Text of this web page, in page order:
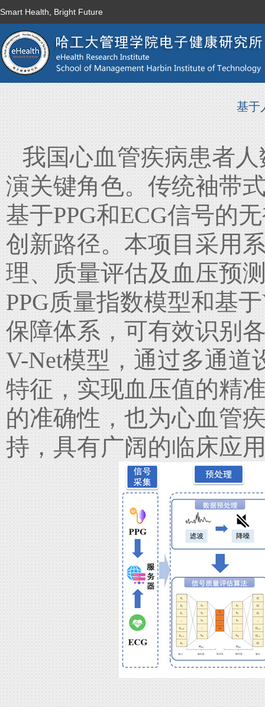
Smart Health, Bright Future
基于
我国心血管疾病患者
演关键角色。传统袖带
基于PPG和ECG信号的
创新路径。本项目采用
理、质量评估及血压预
PPG质量指数模型和基于
保障体系，可有效识别
V-Net模型，通过多通道
特征，实现血压值的精
的准确性，也为心血管
持，具有广阔的临床应